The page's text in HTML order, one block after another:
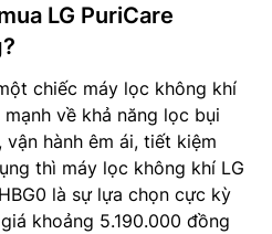
LG PuriCare
chiếc máy lọc không khí
về khả năng lọc bụi
vận hành êm ái, tiết kiệm
thì máy lọc không khí LG
là sự lựa chọn cực kỳ
khoảng 5.190.000 đồng